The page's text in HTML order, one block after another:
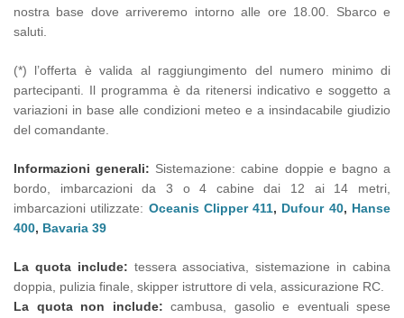
nostra base dove arriveremo intorno alle ore 18.00. Sbarco e
saluti.
(*) l’offerta è valida al raggiungimento del numero minimo di
partecipanti. Il programma è da ritenersi indicativo e soggetto a
variazioni in base alle condizioni meteo e a insindacabile giudizio
del comandante.
Informazioni generali: Sistemazione: cabine doppie e bagno a
bordo, imbarcazioni da 3 o 4 cabine dai 12 ai 14 metri,
imbarcazioni utilizzate: Oceanis Clipper 411, Dufour 40, Hanse
400, Bavaria 39
La quota include: tessera associativa, sistemazione in cabina
doppia, pulizia finale, skipper istruttore di vela, assicurazione RC.
La quota non include: cambusa, gasolio e eventuali spese